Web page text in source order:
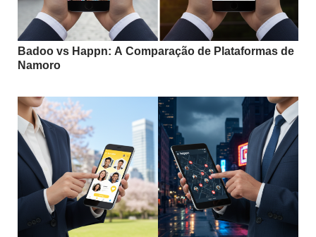
Badoo vs Happn: A Comparação de Plataformas de
Namoro